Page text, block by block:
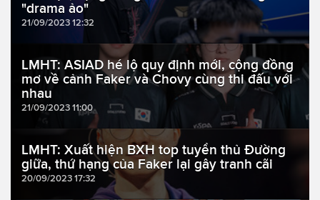
"drama ảo"
21/09/2023 12:32
LMHT: ASIAD hé lộ quy định mới, cộng đồng
mơ về cảnh Faker và Chovy cùng thi đấu với
nhau
21/09/2023 11:00
LMHT: Xuất hiện BXH top tuyển thủ Đường
giữa, thứ hạng của Faker lại gây tranh cãi
20/09/2023 17:32